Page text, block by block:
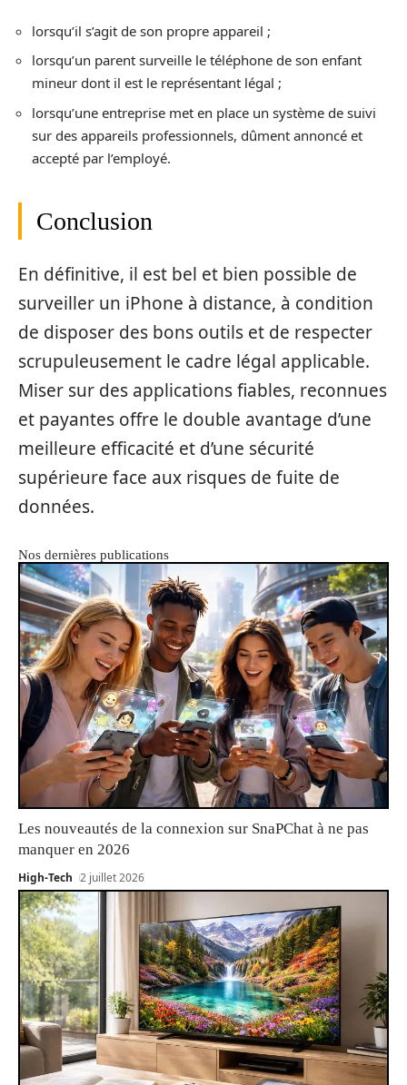
lorsqu’il s’agit de son propre appareil ;
lorsqu’un parent surveille le téléphone de son enfant
mineur dont il est le représentant légal ;
lorsqu’une entreprise met en place un système de suivi
sur des appareils professionnels, dûment annoncé et
accepté par l’employé.
Conclusion
En définitive, il est bel et bien possible de
surveiller un iPhone à distance, à condition
de disposer des bons outils et de respecter
scrupuleusement le cadre légal applicable.
Miser sur des applications fiables, reconnues
et payantes offre le double avantage d’une
meilleure efficacité et d’une sécurité
supérieure face aux risques de fuite de
données.
Nos dernières publications
Les nouveautés de la connexion sur SnaPChat à ne pas
manquer en 2026
High-Tech 2 juillet 2026